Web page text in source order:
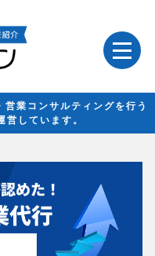
業コンサルティングを行う
営しています。